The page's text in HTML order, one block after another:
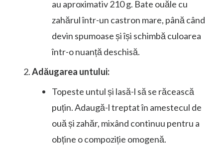
au aproximativ 210 g. Bate ouăle cu
zahărul într-un castron mare, până când
devin spumoase și își schimbă culoarea
într-o nuanță deschisă.
Adăugarea untului:
Topeste untul și lasă-l să se răcească
puțin. Adaugă-l treptat în amestecul de
ouă și zahăr, mixând continuu pentru a
obține o compoziție omogenă.